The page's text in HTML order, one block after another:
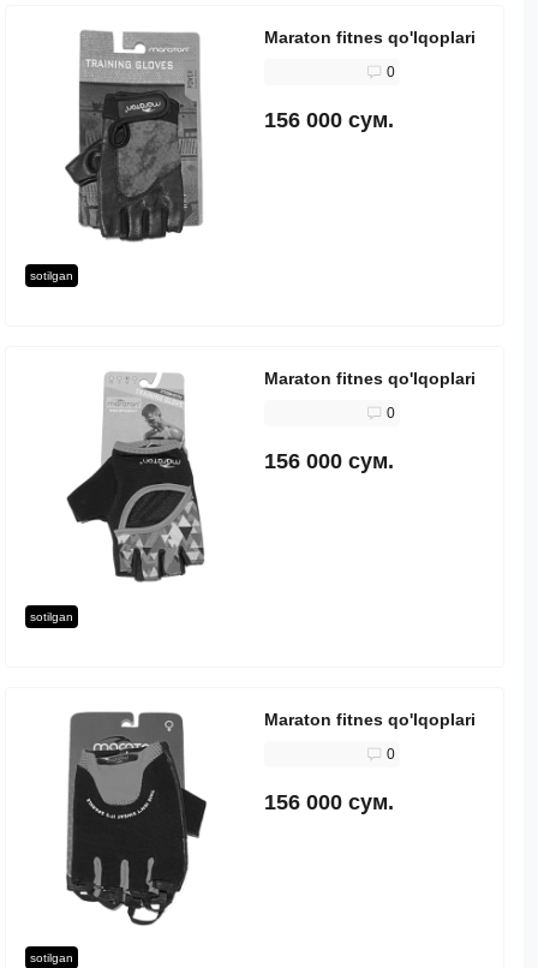
sotilgan
Maraton fitnes qo'lqoplari
0
156 000 сум.
sotilgan
Maraton fitnes qo'lqoplari
0
156 000 сум.
sotilgan
Maraton fitnes qo'lqoplari
0
156 000 сум.